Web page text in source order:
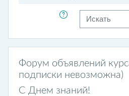
Искать
Форум объявлений
подписки невозможна)
С Днем знаний!